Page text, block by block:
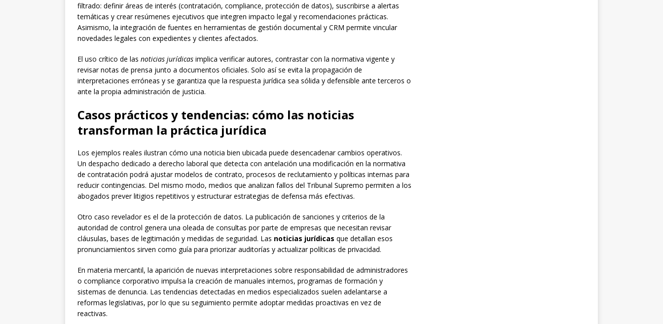
filtrado: definir áreas de interés (contratación, compliance, protección de datos), suscribirse a alertas
temáticas y crear resúmenes ejecutivos que integren impacto legal y recomendaciones prácticas.
Asimismo, la integración de fuentes en herramientas de gestión documental y CRM permite vincular
novedades legales con expedientes y clientes afectados.
El uso crítico de las noticias jurídicas implica verificar autores, contrastar con la normativa vigente y
revisar notas de prensa junto a documentos oficiales. Solo así se evita la propagación de
interpretaciones erróneas y se garantiza que la respuesta jurídica sea sólida y defensible ante terceros o
ante la propia administración de justicia.
Casos prácticos y tendencias: cómo las noticias
transforman la práctica jurídica
Los ejemplos reales ilustran cómo una noticia bien ubicada puede desencadenar cambios operativos.
Un despacho dedicado a derecho laboral que detecta con antelación una modificación en la normativa
de contratación podrá ajustar modelos de contrato, procesos de reclutamiento y políticas internas para
reducir contingencias. Del mismo modo, medios que analizan fallos del Tribunal Supremo permiten a los
abogados prever litigios repetitivos y estructurar estrategias de defensa más efectivas.
Otro caso revelador es el de la protección de datos. La publicación de sanciones y criterios de la
autoridad de control genera una oleada de consultas por parte de empresas que necesitan revisar
cláusulas, bases de legitimación y medidas de seguridad. Las noticias jurídicas que detallan esos
pronunciamientos sirven como guía para priorizar auditorías y actualizar políticas de privacidad.
En materia mercantil, la aparición de nuevas interpretaciones sobre responsabilidad de administradores
o compliance corporativo impulsa la creación de manuales internos, programas de formación y
sistemas de denuncia. Las tendencias detectadas en medios especializados suelen adelantarse a
reformas legislativas, por lo que su seguimiento permite adoptar medidas proactivas en vez de
reactivas.